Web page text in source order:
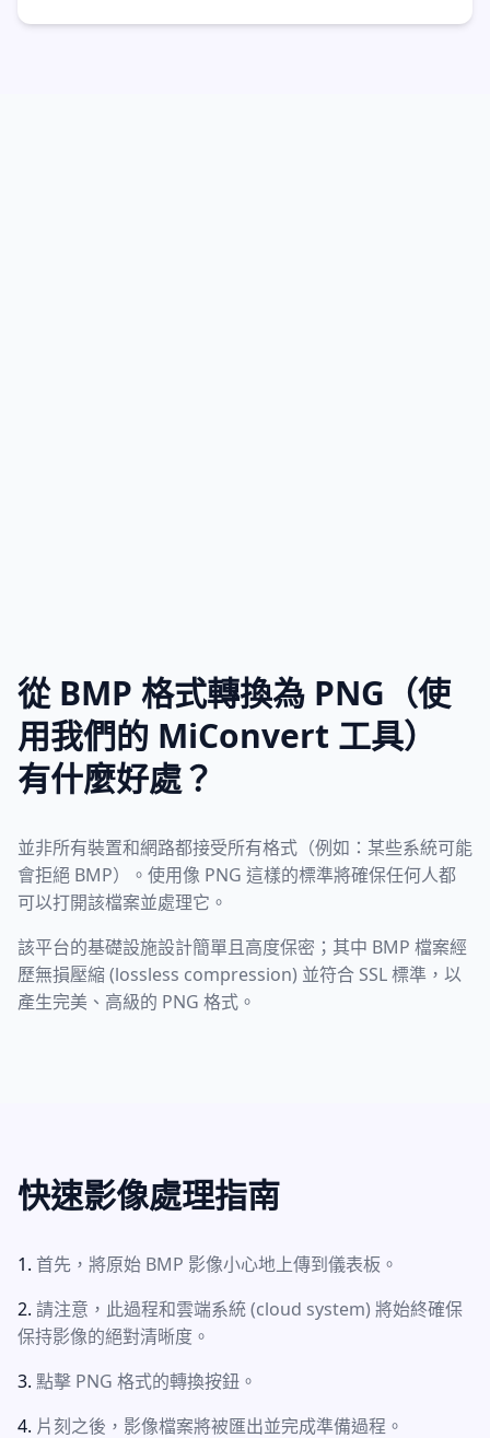
從 BMP 格式轉換為 PNG（使
用我們的 MiConvert 工具）
有什麼好處？
並非所有裝置和網路都接受所有格式（例如：某些系統可能
會拒絕 BMP）。使用像 PNG 這樣的標準將確保任何人都
可以打開該檔案並處理它。
該平台的基礎設施設計簡單且高度保密；其中 BMP 檔案經
歷無損壓縮 (lossless compression) 並符合 SSL 標準，以
產生完美、高級的 PNG 格式。
快速影像處理指南
首先，將原始 BMP 影像小心地上傳到儀表板。
請注意，此過程和雲端系統 (cloud system) 將始終確保
保持影像的絕對清晰度。
點擊 PNG 格式的轉換按鈕。
片刻之後，影像檔案將被匯出並完成準備過程。